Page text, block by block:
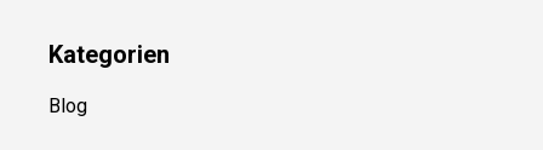
Kategorien
Blog